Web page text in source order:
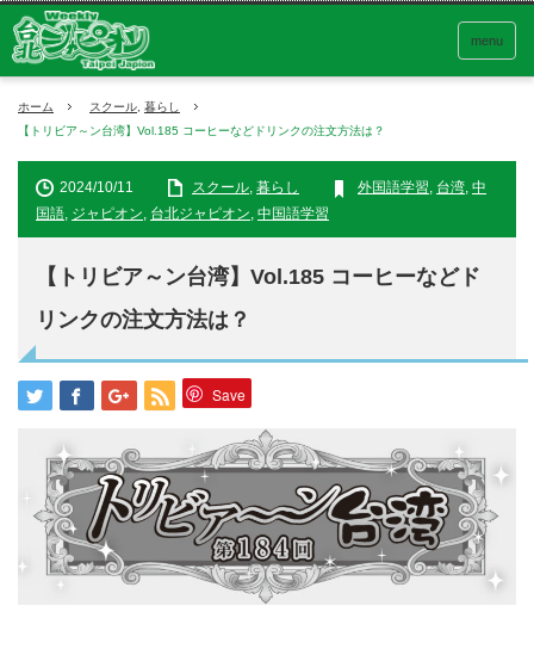
menu
ホーム スクール 暮らし
【トリビア～ン台湾】Vol.185 コーヒーなどドリンクの注文方法は？
2024/10/11 スクール, 暮らし 外国語学習, 台湾, 中
国語, ジャピオン, 台北ジャピオン, 中国語学習
【トリビア～ン台湾】Vol.185 コーヒーなどド
リンクの注文方法は？
Save